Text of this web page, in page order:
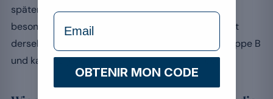
später und weniger ausgeprägt auf. Vitamin B12,
besonders nützlich bei pflanzlicher Ernährung, folgt
derselben Logik wie die anderen Vitamine der Gruppe B
und kann zu jeder Tageszeit konsumiert werden.
formulaire Email
OBTENIR MON CODE